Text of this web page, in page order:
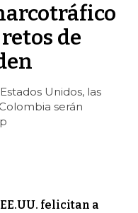
de
Unidos, las
serán
felicitan a